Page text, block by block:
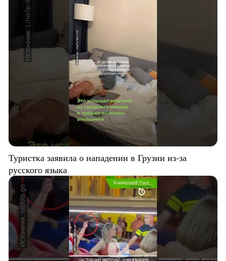
Туристка заявила о нападении в Грузии из-за
русского языка